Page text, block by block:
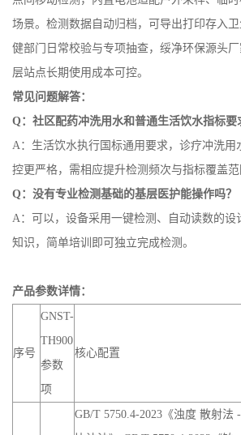
场景。检测数据自动归档，可导出打印存入
健部门日常校验与专项抽查，绥净环保源头
层站点长期使用成本可控。
常见问题解答：
Q：社区配药冲洗用水和普通生活饮水指标要
A：生活饮水执行国标通用要求，诊疗冲洗用
控更严格，需相应提升检测频次与指标覆盖范
Q：没有专业检测基础的基层医护能操作吗？
A：可以，设备采用一键检测、自动读数的设
知识，简单培训即可独立完成检测。
产品参数详情：
序号
GNST-
TH900
参数
项
核心配置
GB/T 5750.4-2023《浊度 散射法